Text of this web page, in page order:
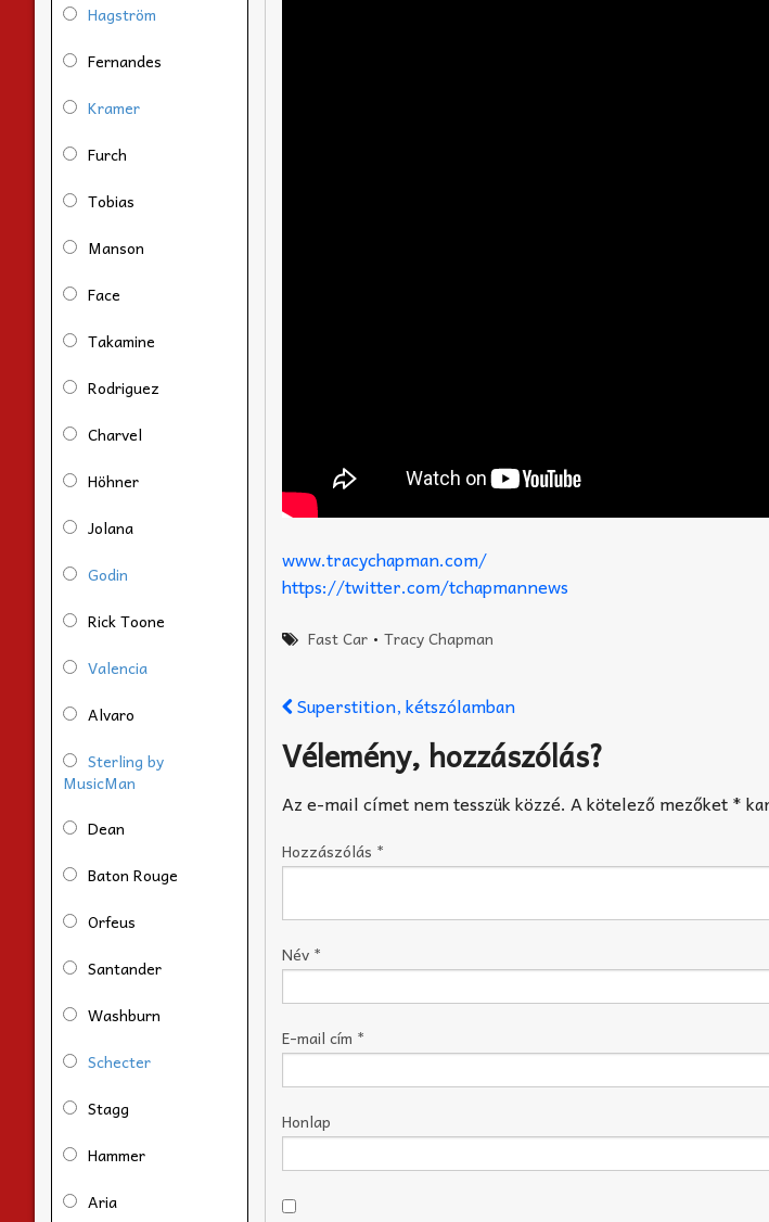
www.tracychapman.com/
https://twitter.com/tchapmannews
Fast Car• Tracy Chapman
Superstition, kétszólamban
Vélemény, hozzászólás?
Az e-mail címet nem tesszük közzé. A kötelező mezőket*
Hozzászólás *
Név *
E-mail cím *
Honlap
Hagström
Fernandes
Kramer
Furch
Tobias
Manson
Face
Takamine
Rodriguez
Charvel
Höhner
Jolana
Godin
Rick Toone
Valencia
Alvaro
Sterling by
MusicMan
Dean
Baton Rouge
Orfeus
Santander
Washburn
Schecter
Stagg
Hammer
Aria